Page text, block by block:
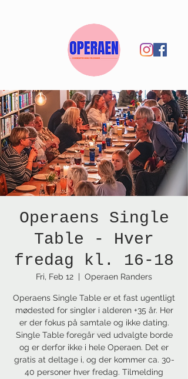
Operaens Single
Table - Hver
fredag kl. 16-18
Fri, Feb 12
  |
Operaen Randers
Operaens Single Table er et fast ugentligt
mødested for singler i alderen +35 år. Her
er der fokus på samtale og ikke dating.
Single Table foregår ved udvalgte borde
og er derfor ikke i hele Operaen. Det er
gratis at deltage i, og der kommer ca. 30-
40 personer hver fredag. Tilmelding